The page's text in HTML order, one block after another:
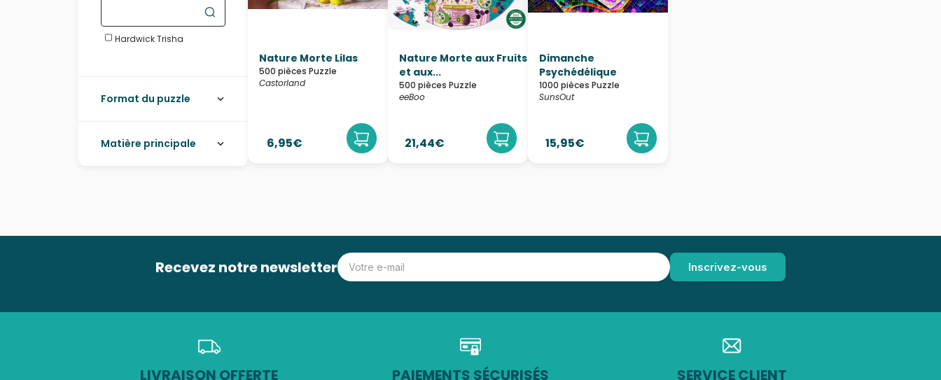
Nature Morte Lilas
500 pièces Puzzle
Castorland
6,95€
Nature Morte aux Fruits
et aux...
500 pièces Puzzle
eeBoo
21,44€
Dimanche
Psychédélique
1000 pièces Puzzle
SunsOut
15,95€
Hardwick Trisha
Format du puzzle
Matière principale
Recevez notre newsletter
LIVRAISON OFFERTE PAIEMENTS SÉCURISÉS SERVICE CLIENT